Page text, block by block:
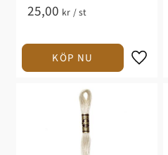
25,00 kr /st